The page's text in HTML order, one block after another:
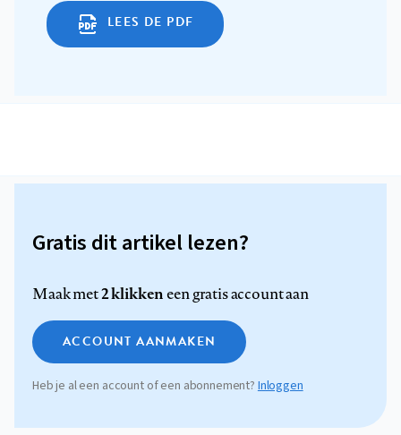
LEES DE PDF
Gratis dit artikel lezen?
Maak met2 klikkeneen gratis account aan
ACCOUNT AANMAKEN
Heb je al een account of een abonnement? Inloggen